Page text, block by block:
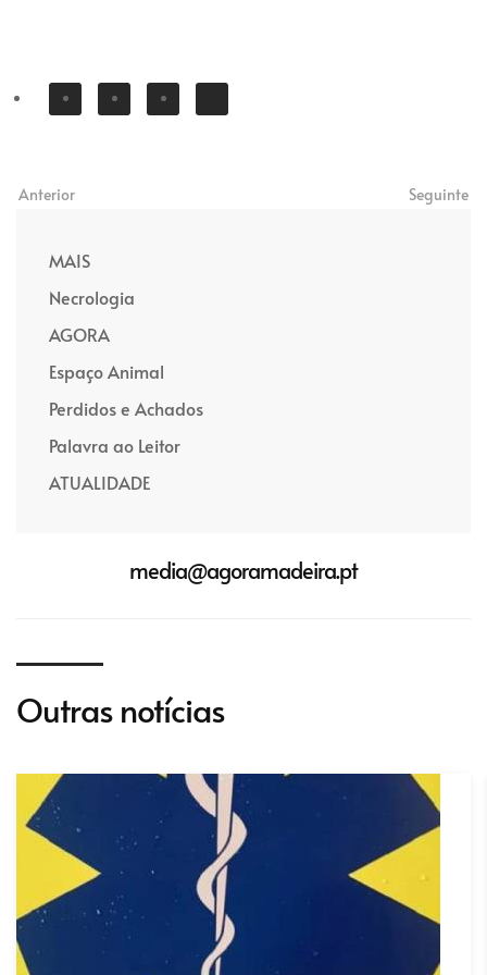
Anterior Seguinte
MAIS
Necrologia
AGORA
Espaço Animal
Perdidos e Achados
Palavra ao Leitor
ATUALIDADE
media@agoramadeira.pt
Outras notícias